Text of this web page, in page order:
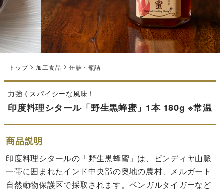
トップ 加工食品 缶詰・瓶詰
力強くスパイシーな風味！
印度料理シタール「野生黒蜂蜜」1本 180g ※常温
商品説明
印度料理シタールの「野生黒蜂蜜」は、ビンディヤ山脈
一帯に囲まれたインド中央部の奥地の農村、メルガート
自然動物保護区で採取されます。ベンガルタイガーなど